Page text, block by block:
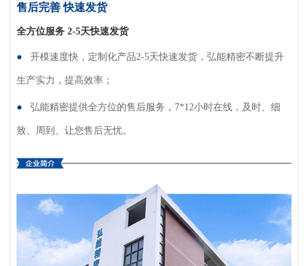
售后完善 快速发货
全方位服务 2-5天快速发货
● 开模速度快，定制化产品2-5天快速发货，弘能精密不断提升
生产实力，提高效率；
● 弘能精密提供全方位的售后服务，7*12小时在线，及 时、细
致、周到、让您售后无忧。